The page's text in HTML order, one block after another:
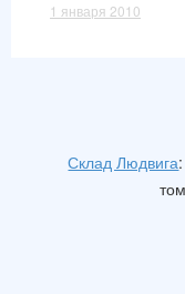
1 января 2010
Склад Людвига